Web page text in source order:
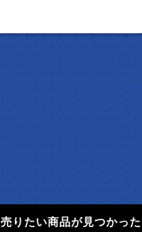
売りたい商品が見つかっ